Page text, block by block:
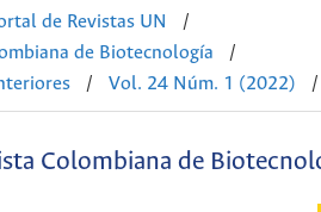
de Revistas UN
/
de Biotecnología
/
/ Vol. 24 Núm. 1 (2022) /
Colombiana de